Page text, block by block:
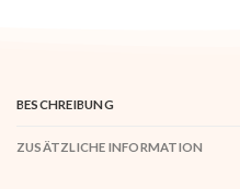
BESCHREIBUNG
ZUSÄTZLICHE INFORMATION